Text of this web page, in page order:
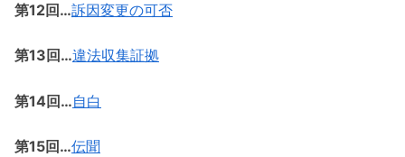
第12回…訴因変更の可否
第13回…違法収集証拠
第14回…自白
第15回…伝聞